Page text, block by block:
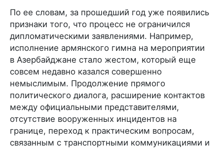
По ее словам, за прошедший год уже появились
признаки того, что процесс не ограничился
дипломатическими заявлениями. Например,
исполнение армянского гимна на мероприятии
в Азербайджане стало жестом, который еще
совсем недавно казался совершенно
немыслимым. Продолжение прямого
политического диалога, расширение контактов
между официальными представителями,
отсутствие вооруженных инцидентов на
границе, переход к практическим вопросам,
связанным с транспортными коммуникациями и